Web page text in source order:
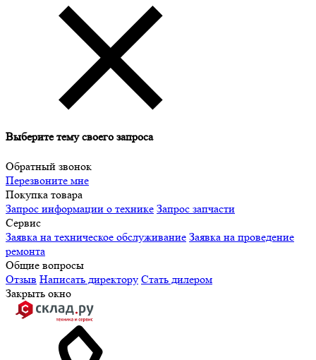
Выберите тему своего запроса
Обратный звонок
Перезвоните мне
Покупка товара
Запрос информации о технике Запрос запчасти
Сервис
Заявка на техническое обслуживание Заявка на проведение
ремонта
Общие вопросы
Отзыв Написать директору Стать дилером
Закрыть окно